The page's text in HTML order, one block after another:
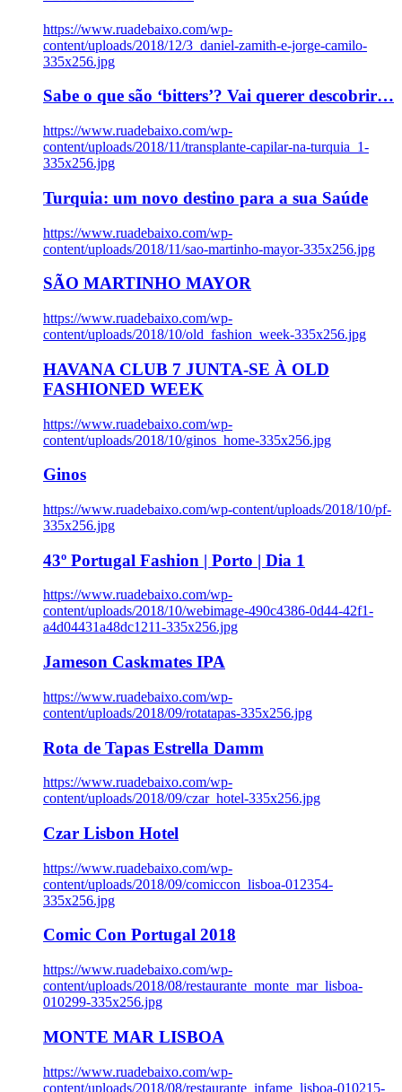
https://www.ruadebaixo.com/wp-
content/uploads/2018/12/3_daniel-zamith-e-jorge-camilo-
335x256.jpg
Sabe o que são ‘bitters’? Vai querer descobrir…
https://www.ruadebaixo.com/wp-
content/uploads/2018/11/transplante-capilar-na-turquia_1-
335x256.jpg
Turquia: um novo destino para a sua Saúde
https://www.ruadebaixo.com/wp-
content/uploads/2018/11/sao-martinho-mayor-335x256.jpg
SÃO MARTINHO MAYOR
https://www.ruadebaixo.com/wp-
content/uploads/2018/10/old_fashion_week-335x256.jpg
HAVANA CLUB 7 JUNTA-SE À OLD
FASHIONED WEEK
https://www.ruadebaixo.com/wp-
content/uploads/2018/10/ginos_home-335x256.jpg
Ginos
https://www.ruadebaixo.com/wp-content/uploads/2018/10/pf-
335x256.jpg
43º Portugal Fashion | Porto | Dia 1
https://www.ruadebaixo.com/wp-
content/uploads/2018/10/webimage-490c4386-0d44-42f1-
a4d04431a48dc1211-335x256.jpg
Jameson Caskmates IPA
https://www.ruadebaixo.com/wp-
content/uploads/2018/09/rotatapas-335x256.jpg
Rota de Tapas Estrella Damm
https://www.ruadebaixo.com/wp-
content/uploads/2018/09/czar_hotel-335x256.jpg
Czar Lisbon Hotel
https://www.ruadebaixo.com/wp-
content/uploads/2018/09/comiccon_lisboa-012354-
335x256.jpg
Comic Con Portugal 2018
https://www.ruadebaixo.com/wp-
content/uploads/2018/08/restaurante_monte_mar_lisboa-
010299-335x256.jpg
MONTE MAR LISBOA
https://www.ruadebaixo.com/wp-
content/uploads/2018/08/restaurante_infame_lisboa-010215-